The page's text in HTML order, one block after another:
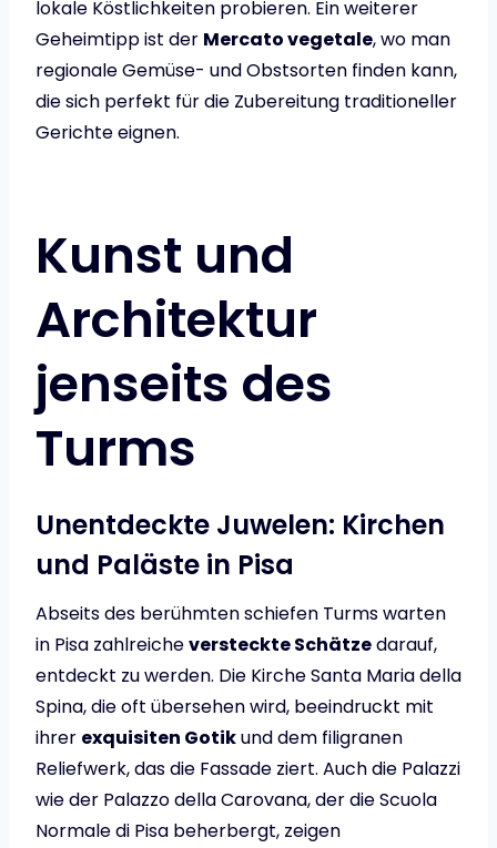
lokale Köstlichkeiten probieren. Ein weiterer
Geheimtipp ist der Mercato vegetale, wo man
regionale Gemüse- und Obstsorten finden kann,
die sich perfekt für die Zubereitung traditioneller
Gerichte eignen.
Kunst und
Architektur
jenseits des
Turms
Unentdeckte Juwelen: Kirchen
und Paläste in Pisa
Abseits des berühmten schiefen Turms warten
in Pisa zahlreicheversteckte Schätzedarauf,
entdeckt zu werden. Die Kirche Santa Maria della
Spina, die oft übersehen wird, beeindruckt mit
ihrer exquisiten Gotikund dem filigranen
Reliefwerk, das die Fassade ziert. Auch die Palazzi
wie der Palazzo della Carovana, der die Scuola
Normale di Pisa beherbergt, zeigen